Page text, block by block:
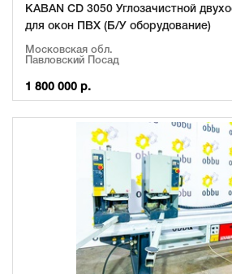
KABAN CD 3050 Углозачистной
для окон ПВХ (Б/У оборудование)
Московская обл.
Павловский Посад
1 800 000 р.